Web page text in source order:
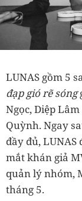
LUNAS gồm 5
đạp gió rẽ sóng
Ngọc, Diệp
Quỳnh. Ngay
đầy đủ,
mắt khán giả
quản lý nhóm,
tháng 5.